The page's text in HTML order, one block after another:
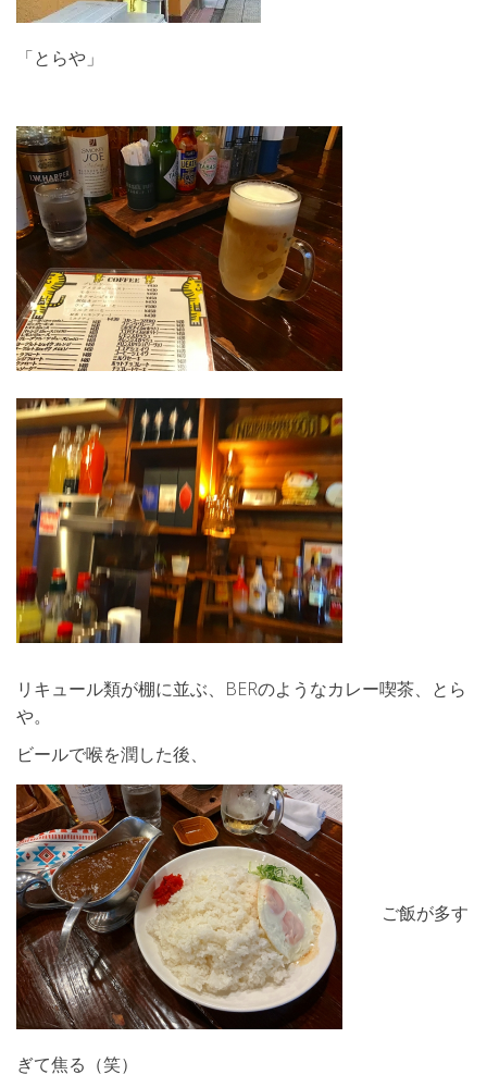
「とらや」
リキュール類が棚に並ぶ、BERのようなカレー喫茶、とら
や。
ビールで喉を潤した後、
ご飯が多す
ぎて焦る（笑）